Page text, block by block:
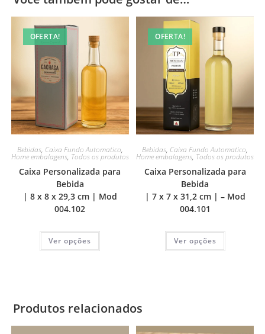
OFERTA!
Bebidas, Caixa Fundo Automatico,
Home embalagens, Todos os produtos
Caixa Personalizada para
Bebida
| 8 x 8 x 29,3 cm | Mod
004.102
Ver opções
OFERTA!
Bebidas, Caixa Fundo Automatico,
Home embalagens, Todos os produtos
Caixa Personalizada para
Bebida
| 7 x 7 x 31,2 cm | – Mod
004.101
Ver opções
Produtos relacionados